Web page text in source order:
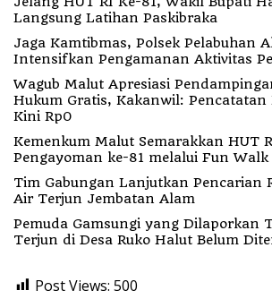
Langsung Latihan Paskibraka
Jaga Kamtibmas, Polsek Pelabuhan
Intensifkan Pengamanan Aktivitas
Wagub Malut Apresiasi
Hukum Gratis, Kakanwil: Pencatatan
Kini Rp0
Kemenkum Malut Semarakkan HUT
Pengayoman ke-81 melalui Fun
Tim Gabungan Lanjutkan Pencarian
Air Terjun Jembatan Alam
Pemuda Gamsungi yang Dilaporkan
Terjun di Desa Ruko Halut Belum
Post Views: 500